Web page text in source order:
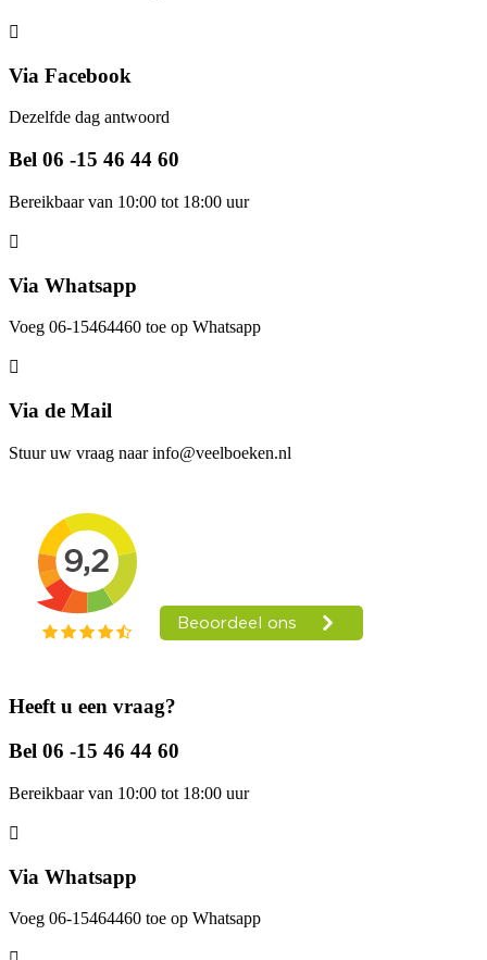
Via Facebook
Dezelfde dag antwoord
Bel 06 -15 46 44 60
Bereikbaar van 10:00 tot 18:00 uur
Via Whatsapp
Voeg 06-15464460 toe op Whatsapp
Via de Mail
Stuur uw vraag naar info@veelboeken.nl
Heeft u een vraag?
Bel 06 -15 46 44 60
Bereikbaar van 10:00 tot 18:00 uur
Via Whatsapp
Voeg 06-15464460 toe op Whatsapp